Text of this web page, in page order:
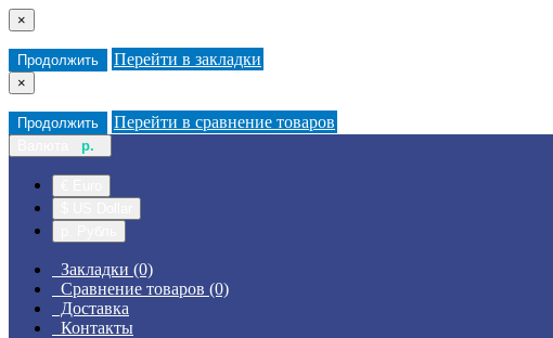
×
Продолжить Перейти в закладки
×
Продолжить Перейти в сравнение товаров
р.
Закладки (0)
Сравнение товаров (0)
Доставка
Контакты